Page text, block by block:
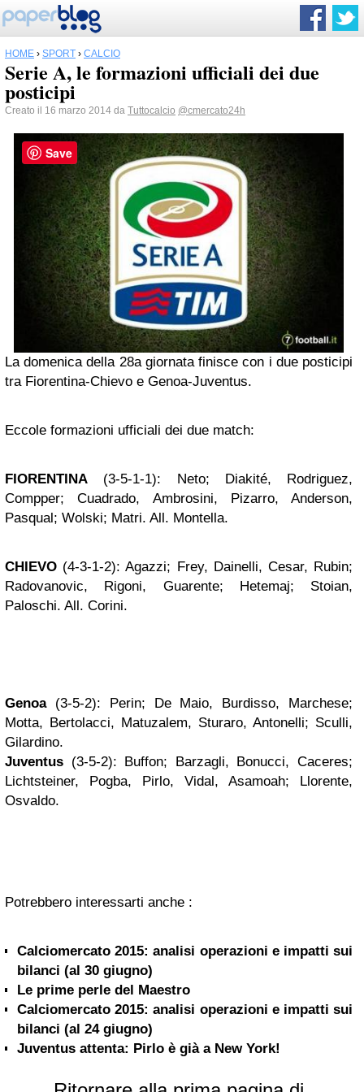
HOME › SPORT › CALCIO
Serie A, le formazioni ufficiali dei due
posticipi
Creato il 16 marzo 2014 da Tuttocalcio @cmercato24h
La domenica della 28a giornata finisce con i due posticipi
tra Fiorentina-Chievo e Genoa-Juventus.
Eccole formazioni ufficiali dei due match:
FIORENTINA (3-5-1-1): Neto; Diakité, Rodriguez,
Compper; Cuadrado, Ambrosini, Pizarro, Anderson,
Pasqual; Wolski; Matri. All. Montella.
CHIEVO (4-3-1-2): Agazzi; Frey, Dainelli, Cesar, Rubin;
Radovanovic, Rigoni, Guarente; Hetemaj; Stoian,
Paloschi. All. Corini.
Genoa(3-5-2): Perin; De Maio, Burdisso, Marchese;
Motta, Bertolacci, Matuzalem, Sturaro, Antonelli; Sculli,
Gilardino.
Juventus (3-5-2): Buffon; Barzagli, Bonucci, Caceres;
Lichtsteiner, Pogba, Pirlo, Vidal, Asamoah; Llorente,
Osvaldo.
Potrebbero interessarti anche :
Calciomercato 2015: analisi operazioni e impatti sui
bilanci (al 30 giugno)
Le prime perle del Maestro
Calciomercato 2015: analisi operazioni e impatti sui
bilanci (al 24 giugno)
Juventus attenta: Pirlo è già a New York!
Save